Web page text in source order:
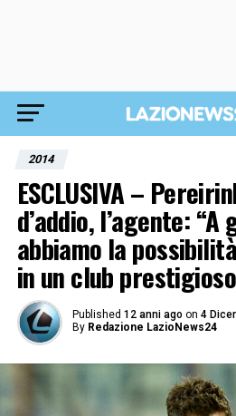
2014
ESCLUSIVA –
d’addio, l’agente: “A
abbiamo la
in un club
Published 12 anni ago on 4
By Redazione LazioNews24